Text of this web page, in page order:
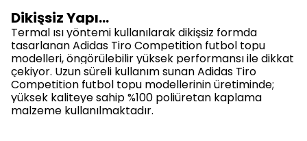
Dikişsiz Yapı…
Termal ısı yöntemi kullanılarakdikişsiz formda
tasarlanan Adidas Tiro Competition futbol topu
modelleri, öngörülebilir yüksek performansı ile dikkat
çekiyor. Uzun süreli kullanım sunan Adidas Tiro
Competition futbol topu modellerinin üretiminde;
yüksek kaliteye sahip %100 poliüretan kaplama
malzeme kullanılmaktadır.